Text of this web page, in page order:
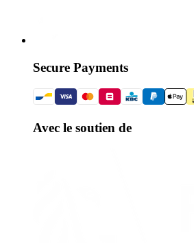
Secure Payments
Avec le soutien de